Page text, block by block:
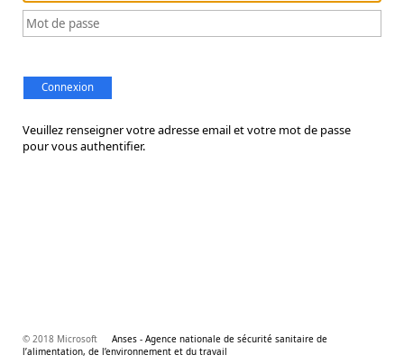
Connexion
Veuillez renseigner votre adresse email et votre mot de passe
pour vous authentifier.
© 2018 Microsoft
Anses - Agence nationale de sécurité sanitaire de
l’alimentation, de l’environnement et du travail